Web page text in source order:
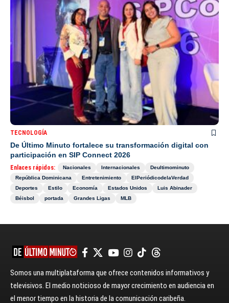
TECNOLOGÍA
De Último Minuto fortalece su transformación digital con
participación en SIP Connect 2026
Enlaces rápidos: Nacionales Internacionales
Deultimominuto
República Dominicana
Entretenimiento
ElPeriódicodelaVerdad
Deportes
Estilo Economía Estados Unidos
Luis Abinader
Béisbol
portada Grandes Ligas MLB
Somos una multiplataforma que ofrece contenidos informativos y
televisivos. El medio noticioso de mayor crecimiento en audiencia en
el menor tiempo en la historia de la comunicación caribeña.